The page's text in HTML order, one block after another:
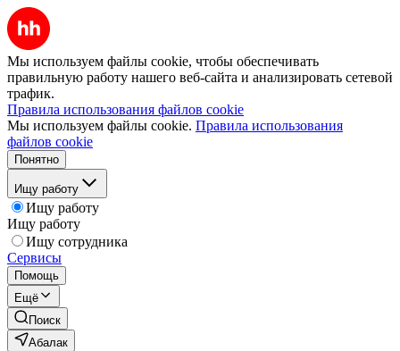
Мы используем файлы cookie, чтобы обеспечивать
правильную работу нашего веб-сайта и анализировать сетевой
трафик.
Правила использования файлов cookie
Мы используем файлы cookie. Правила использования
файлов cookie
Понятно
Ищу работу
Ищу работу
Ищу работу
Ищу сотрудника
Сервисы
Помощь
Ещё
Поиск
Абалак